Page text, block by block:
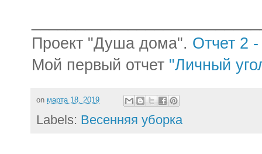
Проект "Душа дома". Отчет 2
Мой первый отчет "Личный
on марта 18, 2019
Labels: Весенняя уборка